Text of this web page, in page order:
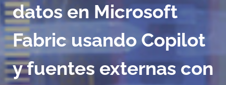
datos en Microsoft
Fabric usando Copilot
y fuentes externas con